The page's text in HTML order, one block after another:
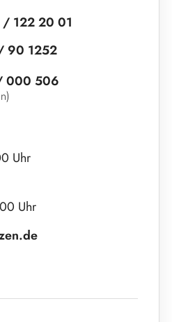
Uhr
Uhr
122 20 01
90 1252
000 506